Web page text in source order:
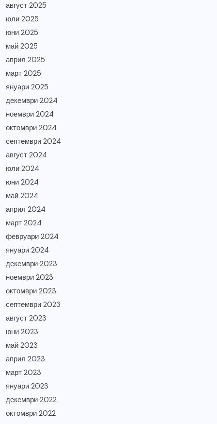
август 2025
юли 2025
юни 2025
май 2025
април 2025
март 2025
януари 2025
декември 2024
ноември 2024
октомври 2024
септември 2024
август 2024
юли 2024
юни 2024
май 2024
април 2024
март 2024
февруари 2024
януари 2024
декември 2023
ноември 2023
октомври 2023
септември 2023
август 2023
юни 2023
май 2023
април 2023
март 2023
януари 2023
декември 2022
октомври 2022